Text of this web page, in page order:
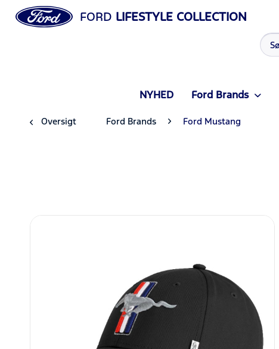
FORD LIFESTYLE COLLECTION
NYHED Ford Brands
Oversigt Ford Brands Ford Mustang